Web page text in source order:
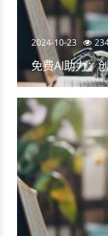
2024-10-23
免费AI助力：